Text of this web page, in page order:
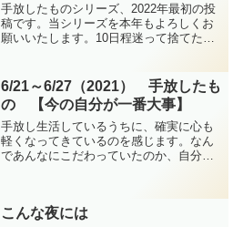
手放したものシリーズ、2022年最初の投
稿です。当シリーズを本年もよろしくお
願いいたします。10日程迷って捨てた
の一週間に手放したものの記録です。
6/21～6/27（2021） 手放したも
の 【今の自分が一番大事】
手放し生活しているうちに、確実に心も
軽くなってきているのを感じます。なん
であんなにこだわっていたのか、自分で
こんな夜には